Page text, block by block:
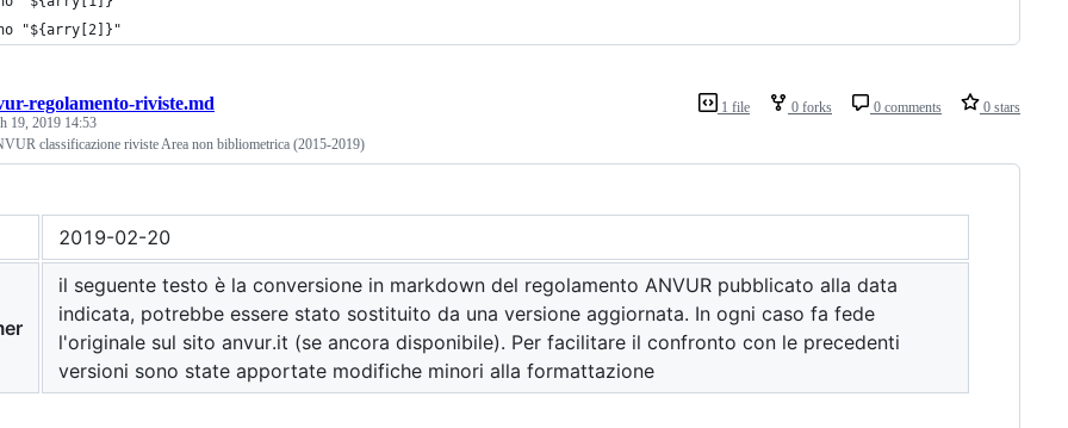
"${arry[2]}"
1 file 0 forks 0 comments 0 stars
regolamento-riviste.md
19, 2019 14:53
classificazione riviste Area non bibliometrica (2015-2019)
2019-02-20
il seguente testo è la conversione in markdown del regolamento ANVUR pubblicato alla data
indicata, potrebbe essere stato sostituito da una versione aggiornata. In ogni caso fa fede
l'originale sul sito anvur.it (se ancora disponibile). Per facilitare il confronto con le precedenti
versioni sono state apportate modifiche minori alla formattazione